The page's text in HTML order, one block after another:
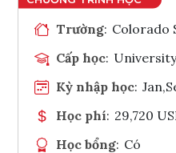
Trường: Colorado
Cấp học:
Kỳ nhập học:
Học phí: 29,720
Học bổng: Có